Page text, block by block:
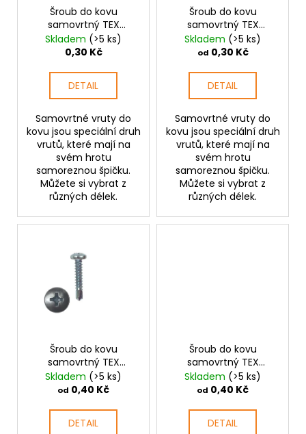
Šroub do kovu
samovrtný TEX
půlkulatá hlava 3,5
mm PH
Skladem (>5 ks)
0,30 Kč
DETAIL
Samovrtné vruty do
kovu jsou speciální druh
vrutů, které mají na
svém hrotu
samoreznou špičku.
Můžete si vybrat z
různých délek.
Šroub do kovu
samovrtný TEX
půlkulatá hlava 3,9
mm PH
Skladem (>5 ks)
od 0,30 Kč
DETAIL
Samovrtné vruty do
kovu jsou speciální druh
vrutů, které mají na
svém hrotu
samoreznou špičku.
Můžete si vybrat z
různých délek.
Šroub do kovu
samovrtný TEX
půlkulatá hlava 4,2
mm PH
Skladem (>5 ks)
od 0,40 Kč
DETAIL
Šroub do kovu
samovrtný TEX
půlkulatá hlava 4,8
mm PH
Skladem (>5 ks)
od 0,40 Kč
DETAIL
PRŮMĚR